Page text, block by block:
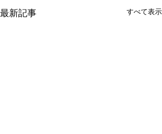
最新記事 すべて表示